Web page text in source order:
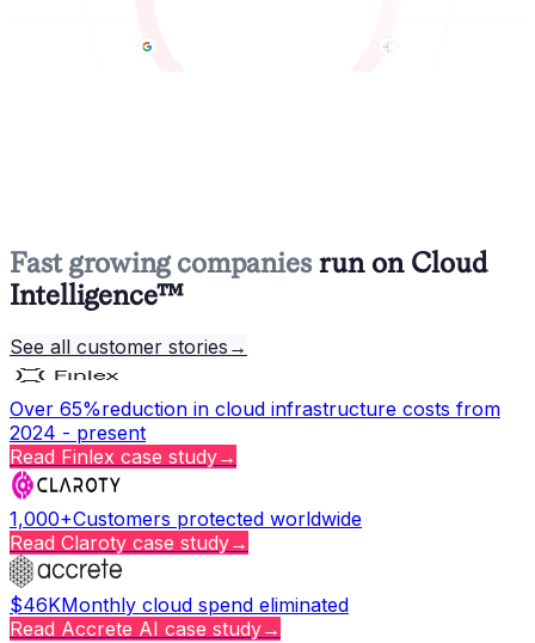
Fast growing companies run on Cloud
Intelligence™
See all customer stories →
Over 65%reduction in cloud infrastructure costs from
2024 - present
Read Finlex case study→
1,000+Customers protected worldwide
Read Claroty case study→
$46KMonthly cloud spend eliminated
Read Accrete AI case study→